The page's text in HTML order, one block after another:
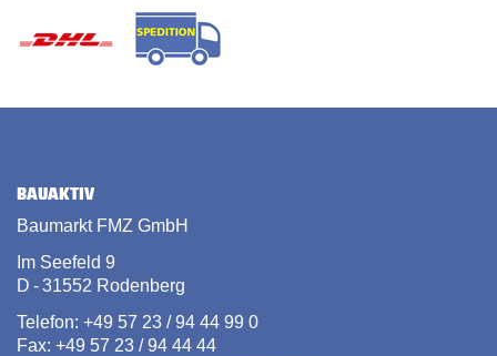
BAUAKTIV
Baumarkt FMZ GmbH
Im Seefeld 9
D - 31552 Rodenberg
Telefon: +49 57 23 / 94 44 99 0
Fax: +49 57 23 / 94 44 44